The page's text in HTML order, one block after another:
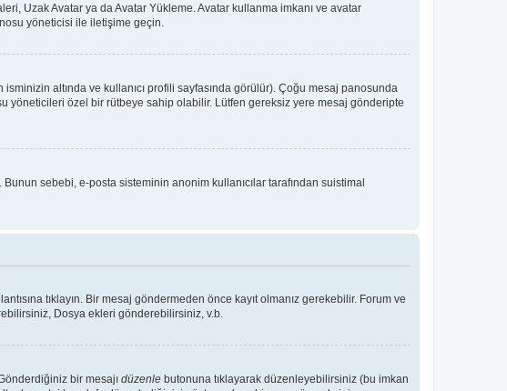
Uzak Avatar ya da Avatar Yükleme. Avatar kullanma imkanı ve avatar
yöneticisi ile iletişime geçin.
altında ve kullanıcı profili sayfasında görülür). Çoğu mesaj panosunda
yöneticileri özel bir rütbeye sahip olabilir. Lütfen gereksiz yere mesaj gönderipte
sebebi, e-posta sisteminin anonim kullanıcılar tarafından suistimal
tıklayın. Bir mesaj göndermeden önce kayıt olmanız gerekebilir. Forum ve
Dosya ekleri gönderebilirsiniz, v.b.
bir mesajı düzenle butonuna tıklayarak düzenleyebilirsiniz (bu imkan